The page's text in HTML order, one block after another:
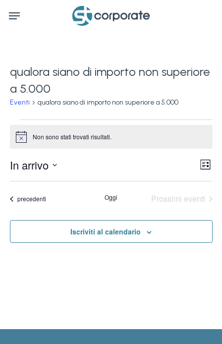
Menu
qualora siano di importo non superiore
a 5.000
Eventi qualora siano di importo non superiore a 5.000
Eventi
Notice Non sono stati trovati risultati.
Lista
In arrivo
Seleziona
data.
Eventi
precedenti Oggi Prossimi eventi
Iscriviti al calendario